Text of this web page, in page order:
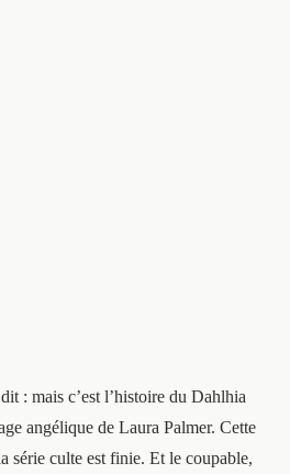
: mais c’est l’histoire du Dahlhia
angélique de Laura Palmer. Cette
série culte est finie. Et le coupable,